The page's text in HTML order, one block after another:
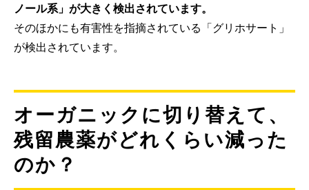
ノール系」が大きく検出されています。
そのほかにも有害性を指摘されている「グリホサート」
が検出されています。
オーガニックに切り替えて、
残留農薬がどれくらい減った
のか？